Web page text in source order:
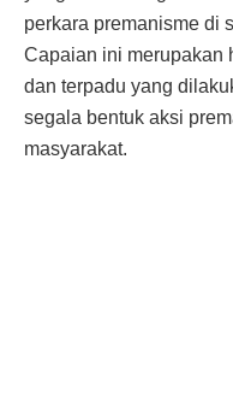
perkara premanisme di
Capaian ini merupakan
dan terpadu yang
segala bentuk aksi
masyarakat.